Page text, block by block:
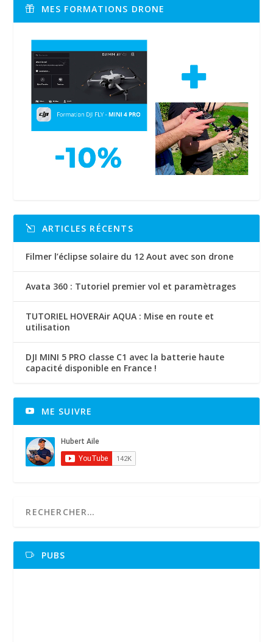
MES FORMATIONS DRONE
ARTICLES RÉCENTS
Filmer l’éclipse solaire du 12 Aout avec son drone
Avata 360 : Tutoriel premier vol et paramètrages
TUTORIEL HOVERAir AQUA : Mise en route et
utilisation
DJI MINI 5 PRO classe C1 avec la batterie haute
capacité disponible en France !
ME SUIVRE
PUBS